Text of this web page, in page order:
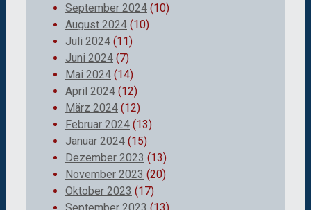
September 2024 (10)
August 2024 (10)
Juli 2024 (11)
Juni 2024 (7)
Mai 2024 (14)
April 2024 (12)
März 2024 (12)
Februar 2024 (13)
Januar 2024 (15)
Dezember 2023 (13)
November 2023 (20)
Oktober 2023 (17)
September 2023 (13)